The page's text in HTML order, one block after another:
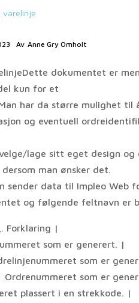
varelinje
Av Anne Gry Omholt
dokumentet er
kun for et
har da større mulighet til
og eventuell
lage sitt eget design og
man ønsker det.
sender data til Impleo Web
og følgende feltnavn er
Forklaring |
som er generert. |
som er
Ordrenummeret som er
plassert i en strekkode. |